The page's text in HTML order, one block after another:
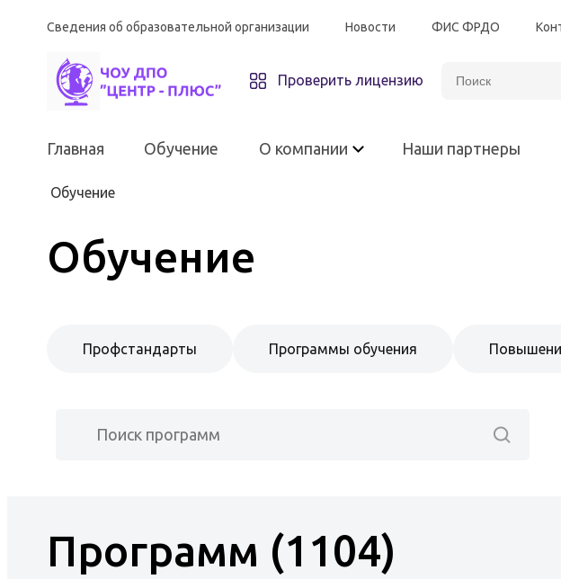
Сведения об образовательной организации Новости ФИС ФРДО
Проверить лицензию
Главная Обучение О компании
О компании
Доступная среда
Наши партнеры
Обучение
Обучение
Профстандарты Программы обучения
Программ (1104)